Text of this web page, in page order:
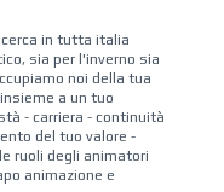
in tutta italia
sia per l'inverno sia
noi della tua
a un tuo
- carriera - continuità
del tuo valore -
ruoli degli animatori
animazione e